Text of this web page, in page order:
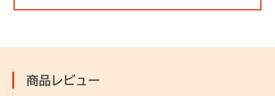
商品レビュー